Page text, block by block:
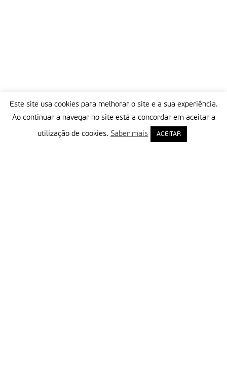
Este site usa cookies para melhorar o site e a sua experiência.
Ao continuar a navegar no site está a concordar em aceitar a
utilização de cookies. Saber mais ACEITAR